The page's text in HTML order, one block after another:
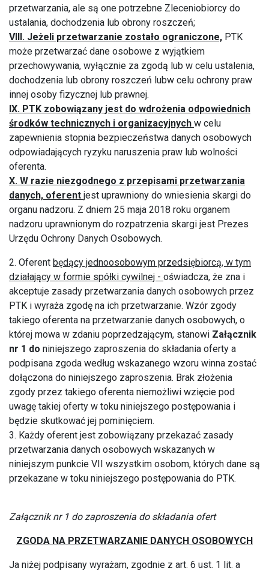
przetwarzania, ale są one potrzebne Zleceniobiorcy do
ustalania, dochodzenia lub obrony roszczeń;
VIII. Jeżeli przetwarzanie zostało ograniczone, PTK
może przetwarzać dane osobowe z wyjątkiem
przechowywania, wyłącznie za zgodą lub w celu ustalenia,
dochodzenia lub obrony roszczeń lubw celu ochrony praw
innej osoby fizycznej lub prawnej.
IX. PTK zobowiązany jest do wdrożenia odpowiednich
środków technicznych i organizacyjnych w celu
zapewnienia stopnia bezpieczeństwa danych osobowych
odpowiadających ryzyku naruszenia praw lub wolności
oferenta.
X. W razie niezgodnego z przepisami przetwarzania
danych, oferent jest uprawniony do wniesienia skargi do
organu nadzoru. Z dniem 25 maja 2018 roku organem
nadzoru uprawnionym do rozpatrzenia skargi jest Prezes
Urzędu Ochrony Danych Osobowych.
2. Oferent będący jednoosobowym przedsiębiorcą, w tym
działający w formie spółki cywilnej - oświadcza, że zna i
akceptuje zasady przetwarzania danych osobowych przez
PTK i wyraża zgodę na ich przetwarzanie. Wzór zgody
takiego oferenta na przetwarzanie danych osobowych, o
której mowa w zdaniu poprzedzającym, stanowi Załącznik
nr 1 do niniejszego zaproszenia do składania oferty a
podpisana zgoda według wskazanego wzoru winna zostać
dołączona do niniejszego zaproszenia. Brak złożenia
zgody przez takiego oferenta niemożliwi wzięcie pod
uwagę takiej oferty w toku niniejszego postępowania i
będzie skutkować jej pominięciem.
3. Każdy oferent jest zobowiązany przekazać zasady
przetwarzania danych osobowych wskazanych w
niniejszym punkcie VII wszystkim osobom, których dane są
przekazane w toku niniejszego postępowania do PTK.
Załącznik nr 1 do zaproszenia do składania ofert
ZGODA NA PRZETWARZANIE DANYCH OSOBOWYCH
Ja niżej podpisany wyrażam, zgodnie z art. 6 ust. 1 lit. a